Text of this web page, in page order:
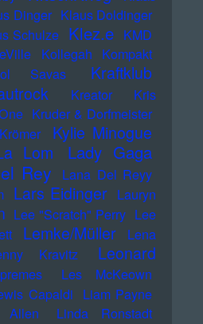
Dinger Klaus Doldinger
Schulze Klez.e KMD
Kollegah Kompakt
Savas Kraftklub
Kreator
Kris
Kruder & Dorfmeister
Kylie Minogue
Lom Lady Gaga
Rey
Lana Del Reyy
Lars Eidinger Lauryn
Lee "Scratch" Perry Lee
Lemke/Müller
Lena
Kravitz
Leonard
Les McKeown
Capaldi Liam Payne
Allen
Linda Ronstadt